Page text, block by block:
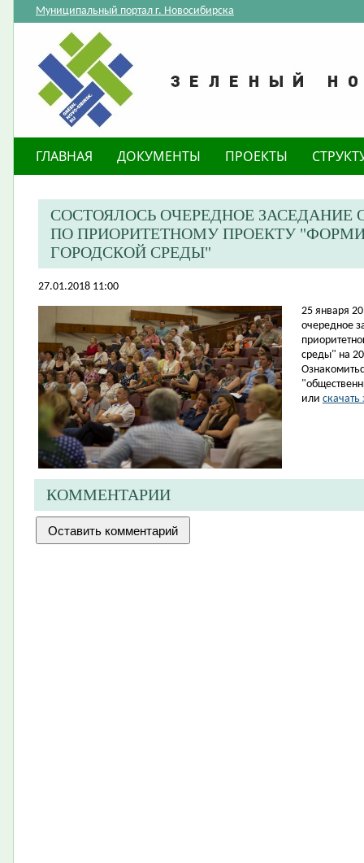
Муниципальный портал г. Новосибирска
ГЛАВНАЯ ДОКУМЕНТЫ ПРОЕКТЫ
СОСТОЯЛОСЬ ОЧЕРЕДНОЕ
ПО ПРИОРИТЕТНОМУ ПРОЕКТУ
ГОРОДСКОЙ СРЕДЫ"
27.01.2018 11:00
​25 января
очередное
среды" на
или
КОММЕНТАРИИ